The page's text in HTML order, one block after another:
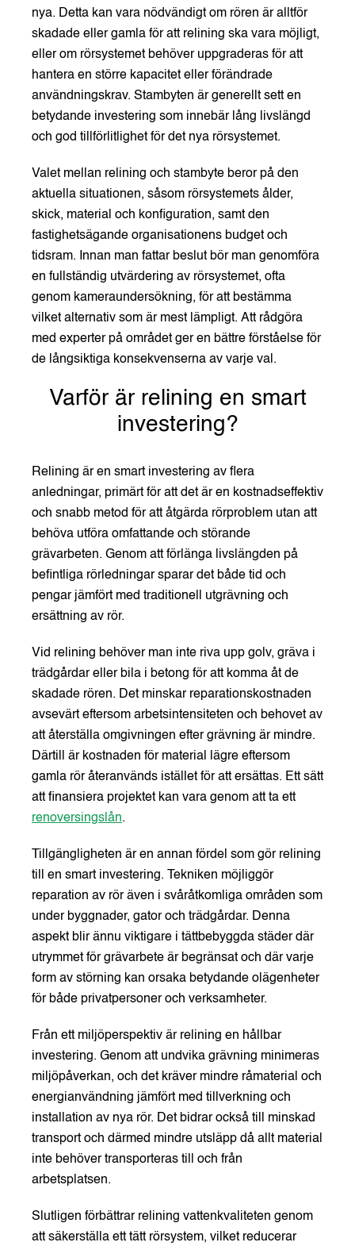
nya. Detta kan vara nödvändigt om rören är alltför
skadade eller gamla för att relining ska vara möjligt,
eller om rörsystemet behöver uppgraderas för att
hantera en större kapacitet eller förändrade
användningskrav. Stambyten är generellt sett en
betydande investering som innebär lång livslängd
och god tillförlitlighet för det nya rörsystemet.
Valet mellan relining och stambyte beror på den
aktuella situationen, såsom rörsystemets ålder,
skick, material och konfiguration, samt den
fastighetsägande organisationens budget och
tidsram. Innan man fattar beslut bör man genomföra
en fullständig utvärdering av rörsystemet, ofta
genom kameraundersökning, för att bestämma
vilket alternativ som är mest lämpligt. Att rådgöra
med experter på området ger en bättre förståelse för
de långsiktiga konsekvenserna av varje val.
Varför är relining en smart
investering?
Relining är en smart investering av flera
anledningar, primärt för att det är en kostnadseffektiv
och snabb metod för att åtgärda rörproblem utan att
behöva utföra omfattande och störande
grävarbeten. Genom att förlänga livslängden på
befintliga rörledningar sparar det både tid och
pengar jämfört med traditionell utgrävning och
ersättning av rör.
Vid relining behöver man inte riva upp golv, gräva i
trädgårdar eller bila i betong för att komma åt de
skadade rören. Det minskar reparationskostnaden
avsevärt eftersom arbetsintensiteten och behovet av
att återställa omgivningen efter grävning är mindre.
Därtill är kostnaden för material lägre eftersom
gamla rör återanvänds istället för att ersättas. Ett sätt
att finansiera projektet kan vara genom att ta ett
renoversingslån.
Tillgängligheten är en annan fördel som gör relining
till en smart investering. Tekniken möjliggör
reparation av rör även i svåråtkomliga områden som
under byggnader, gator och trädgårdar. Denna
aspekt blir ännu viktigare i tättbebyggda städer där
utrymmet för grävarbete är begränsat och där varje
form av störning kan orsaka betydande olägenheter
för både privatpersoner och verksamheter.
Från ett miljöperspektiv är relining en hållbar
investering. Genom att undvika grävning minimeras
miljöpåverkan, och det kräver mindre råmaterial och
energianvändning jämfört med tillverkning och
installation av nya rör. Det bidrar också till minskad
transport och därmed mindre utsläpp då allt material
inte behöver transporteras till och från
arbetsplatsen.
Slutligen förbättrar relining vattenkvaliteten genom
att säkerställa ett tätt rörsystem, vilket reducerar